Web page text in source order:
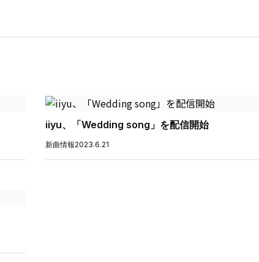
iiyu、「Wedding song」を配信開始
新曲情報2023.6.21